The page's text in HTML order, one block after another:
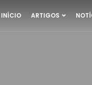
INÍCIO ARTIGOS